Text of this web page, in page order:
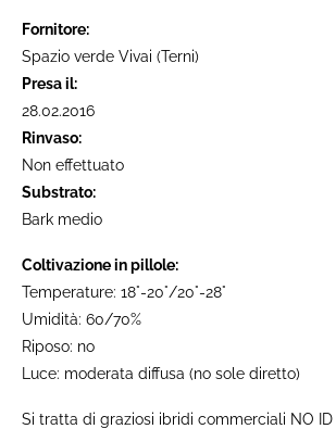
Fornitore:
Spazio verde Vivai (Terni)
Presa il:
28.02.2016
Rinvaso:
Non effettuato
Substrato:
Bark medio
Coltivazione in pillole:
Temperature: 18°-20°/20°-28°
Umidità: 60/70%
Riposo: no
Luce: moderata diffusa (no sole diretto)
Si tratta di graziosi ibridi commerciali NO